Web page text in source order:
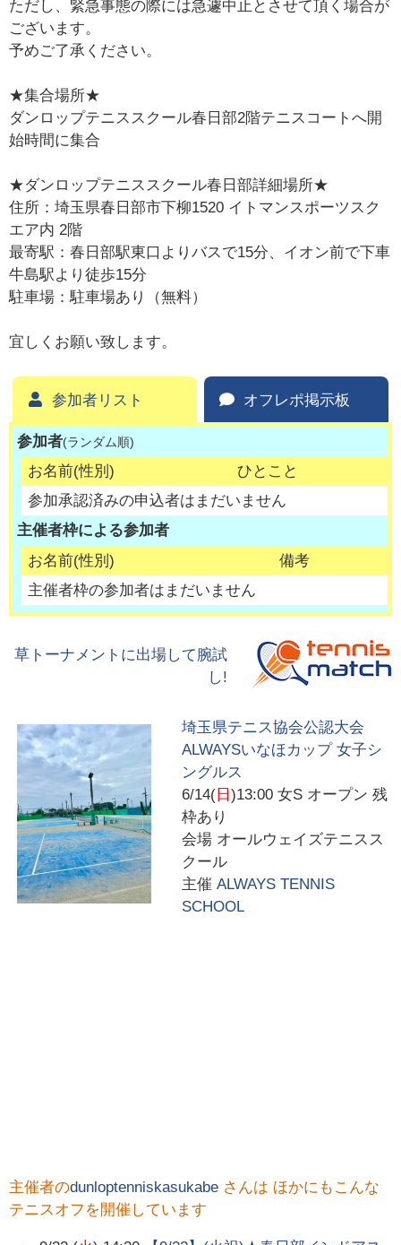
ただし、緊急事態の際には急遽中止とさせて頂く場合が
ございます。
予めご了承ください。
★集合場所★
ダンロップテニススクール春日部2階テニスコートへ開
始時間に集合
★ダンロップテニススクール春日部詳細場所★
住所：埼玉県春日部市下柳1520 イトマンスポーツスク
エア内 2階
最寄駅：春日部駅東口よりバスで15分、イオン前で下車
牛島駅より徒歩15分
駐車場：駐車場あり（無料）
宜しくお願い致します。
参加者リスト オフレポ掲示板
参加者(ランダム順)
お名前(性別)
ひとこと
参加承認済みの申込者はまだいません
主催者枠による参加者
お名前(性別)
備考
主催者枠の参加者はまだいません
草トーナメントに出場して腕試
し!
埼玉県テニス協会公認大会
ALWAYSいなほカップ 女子シ
ングルス
6/14(日 )13:00 女S オープン 残
枠あり
会場 オールウェイズテニスス
クール
主催 ALWAYS TENNIS
SCHOOL
主催者のdunloptenniskasukabe さんは ほかにもこんな
テニスオフを開催しています